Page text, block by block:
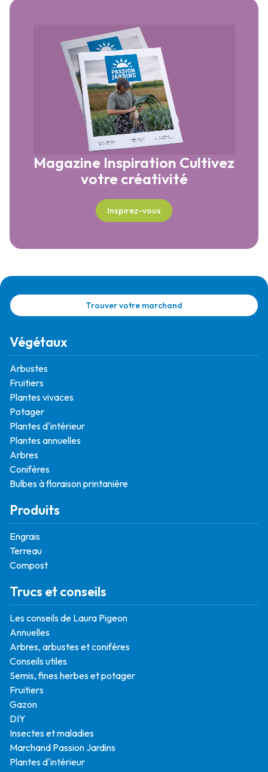
Magazine Inspiration Cultivez
votre créativité
Inspirez-vous
Trouver votre marchand
Végétaux
Arbustes
Fruitiers
Plantes vivaces
Potager
Plantes d'intérieur
Plantes annuelles
Arbres
Conifères
Bulbes à floraison printanière
Produits
Engrais
Terreau
Compost
Trucs et conseils
Les conseils de Laura Pigeon
Annuelles
Arbres, arbustes et conifères
Conseils utiles
Semis, fines herbes et potager
Fruitiers
Gazon
DIY
Insectes et maladies
Marchand Passion Jardins
Plantes d'intérieur